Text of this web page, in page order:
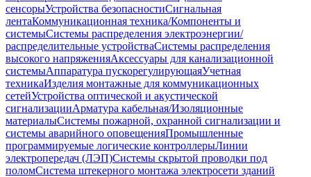
сенсорыУстройства безопасностиСигнальная
лентаКоммуникационная техника/Компоненты и
системыСистемы распределения электроэнергии/
распределительные устройстваСистемы распределения
высокого напряженияАксессуары для канализационной
системыАппаратура пускорегулирующаяУчетная
техникаИзделия монтажные для коммуникационных
сетейУстройства оптической и акустической
сигнализацииАрматура кабельная/Изоляционные
материалыСистемы пожарной, охранной сигнализации и
системы аварийного оповещенияПромышленные
программируемые логические контроллерыЛинии
электропередач (ЛЭП)Системы скрытой проводки под
поломСистема штекерного монтажа электросети зданий